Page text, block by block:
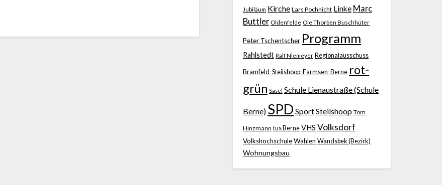
Jubiläum Kirche Lars Pochnicht Linke Marc
Buttler Oldenfelde Ole Thorben Buschhüter
Peter Tschentscher Programm
Rahlstedt Ralf Niemeyer Regionalausschuss
Bramfeld-Steilshoop-Farmsen-Berne rot-
grün Sasel Schule Lienaustraße (Schule
Berne) SPD SportSteilshoop Tom
Hinzmann tus Berne VHS Volksdorf
VolkshochschuleWahlen Wandsbek (Bezirk)
Wohnungsbau